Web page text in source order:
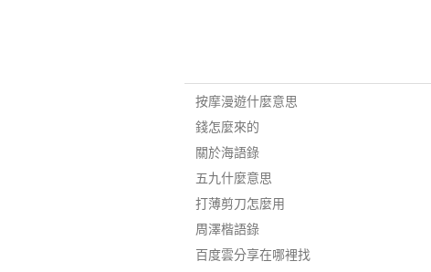
按摩漫遊什麼意思
錢怎麼來的
關於海語錄
五九什麼意思
打薄剪刀怎麼用
周澤楷語錄
百度雲分享在哪裡找